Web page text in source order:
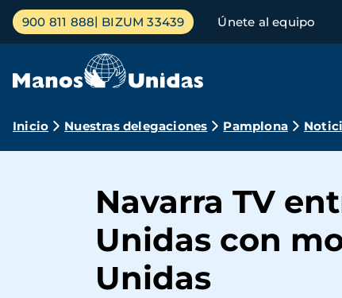
Pasar
contenido
Menú
principal
900 811 888 BIZUM 33439 Únete al equipo
Ruta
navegación
Inicio Nuestras delegaciones Pamplona
Navarra TV
Unidas con
Unidas